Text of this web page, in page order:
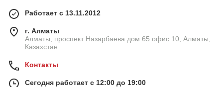
Работает с 13.11.2012
г. Алматы
Алматы, проспект Назарбаева дом 65 офис 10, Алматы,
Казахстан
Контакты
Сегодня работает с 12:00 до 19:00